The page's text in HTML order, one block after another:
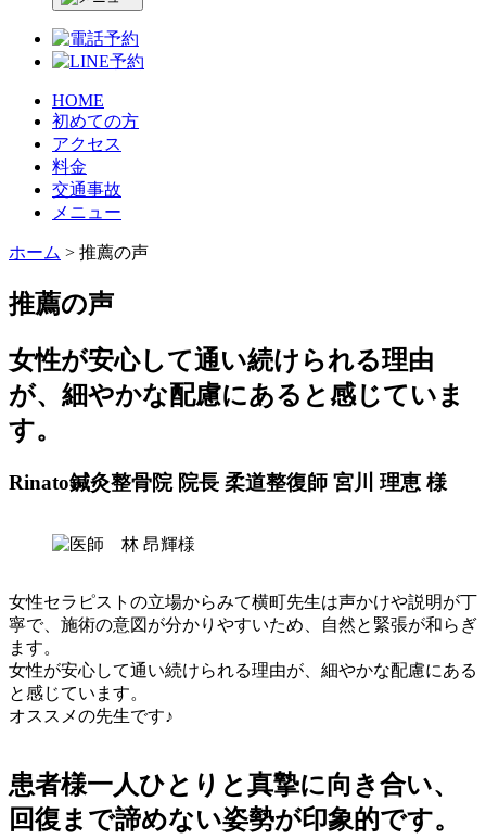
HOME
初めての方
アクセス
料金
交通事故
メニュー
ホーム > 推薦の声
推薦の声
女性が安心して通い続けられる理由
が、細やかな配慮にあると感じていま
す。
Rinato鍼灸整骨院 院長 柔道整復師 宮川 理恵 様
女性セラピストの立場からみて横町先生は声かけや説明が丁
寧で、施術の意図が分かりやすいため、自然と緊張が和らぎ
ます。
女性が安心して通い続けられる理由が、細やかな配慮にある
と感じています。
オススメの先生です♪
患者様一人ひとりと真摯に向き合い、
回復まで諦めない姿勢が印象的です。